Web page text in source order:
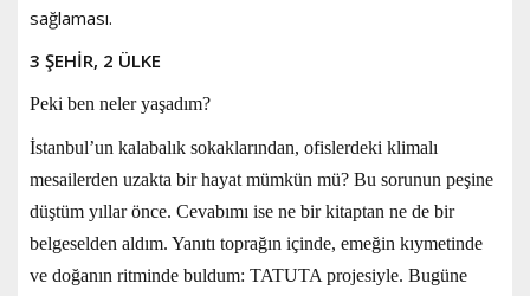
sağlaması.
3 ŞEHİR, 2 ÜLKE
Peki ben neler yaşadım?
İstanbul’un kalabalık sokaklarından, ofislerdeki klimalı
mesailerden uzakta bir hayat mümkün mü? Bu sorunun peşine
düştüm yıllar önce. Cevabımı ise ne bir kitaptan ne de bir
belgeselden aldım. Yanıtı toprağın içinde, emeğin kıymetinde
ve doğanın ritminde buldum: TATUTA projesiyle. Bugüne